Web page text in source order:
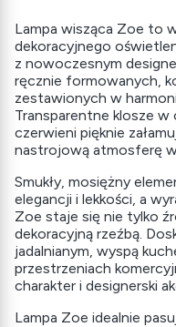
Lampa wisząca Zoe to
dekoracyjnego
z nowoczesnym
ręcznie formowanych,
zestawionych w
Transparentne klosze w
czerwieni pięknie
nastrojową atmosferę
Smukły, mosiężny
elegancji i lekkości, a
Zoe staje się nie tylko
dekoracyjną rzeźbą.
jadalnianym, wyspą
przestrzeniach
charakter i designerski
Lampa Zoe idealnie